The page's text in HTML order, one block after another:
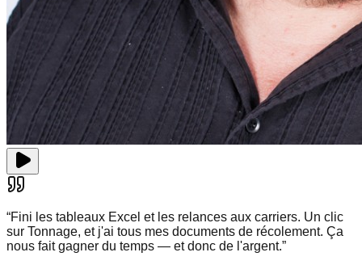
“Fini les tableaux Excel et les relances aux carriers. Un clic
sur Tonnage, et j'ai tous mes documents de récolement. Ça
nous fait gagner du temps — et donc de l'argent.”